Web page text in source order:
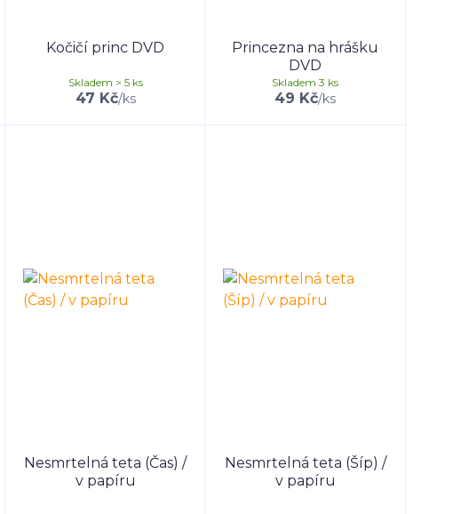
Kočičí princ DVD
47 Kč/ks
Skladem > 5 ks
Princezna na hrášku
DVD
49 Kč/ks
Skladem 3 ks
Nesmrtelná teta (Čas) /
v papíru
Nesmrtelná teta (Šíp) /
v papíru